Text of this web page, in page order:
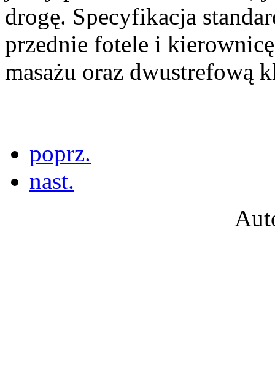
drogę. Specyfikacja
przednie fotele i
masażu oraz dwustrefową
poprz.
nast.